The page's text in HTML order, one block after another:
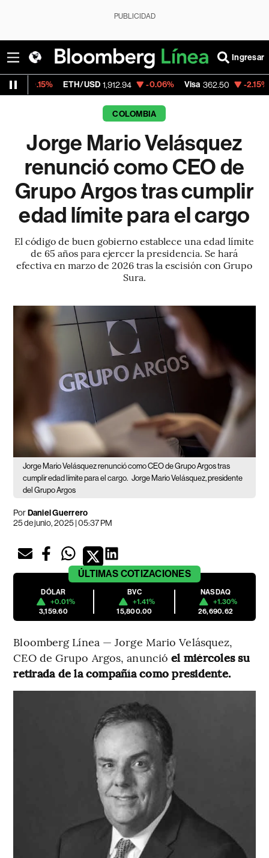
PUBLICIDAD
Ingresar
ETH/USD 1,912.94 -0.06% Visa 362.50 -2.15%
COLOMBIA
Jorge Mario Velásquez
renunció como CEO de
Grupo Argos tras cumplir
edad límite para el cargo
El código de buen gobierno establece una edad límite
de 65 años para ejercer la presidencia. Se hará
efectiva en marzo de 2026 tras la escisión con Grupo
Sura.
Jorge Mario Velásquez renunció como CEO de Grupo Argos tras
cumplir edad límite para el cargo. Jorge Mario Velásquez, presidente
del Grupo Argos
PorDaniel Guerrero
25 de junio, 2025 | 05:37 PM
ÚLTIMAS COTIZACIONES
DÓLAR
+0.01%
3,159.60
BVC
+1.41%
15,800.00
NASDAQ
+1.30%
26,690.62
Bloomberg Línea — Jorge Mario Velásquez,
CEO de Grupo Argos, anuncióel miércoles su
retirada de la compañía como presidente.